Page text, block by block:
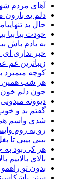
آهای مردم
دلم یه بارون
حال بد
خودت بیا بیا
به یادم باش
خبر نداری
زیباترین غم
کوچه میمیرد
هر شب همین
جون دلم خون
دیوونه
گفتم بد و خوب
شدی واسم
رو به روم
بیبی بیبی تا
هر کی بود به
بالای
بدون تو